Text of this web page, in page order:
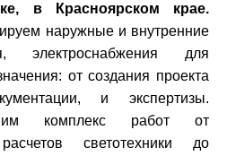
в Красноярском крае.
наружные и внутренние
электроснабжения для
от создания проекта
и экспертизы.
комплекс работ от
светотехники до